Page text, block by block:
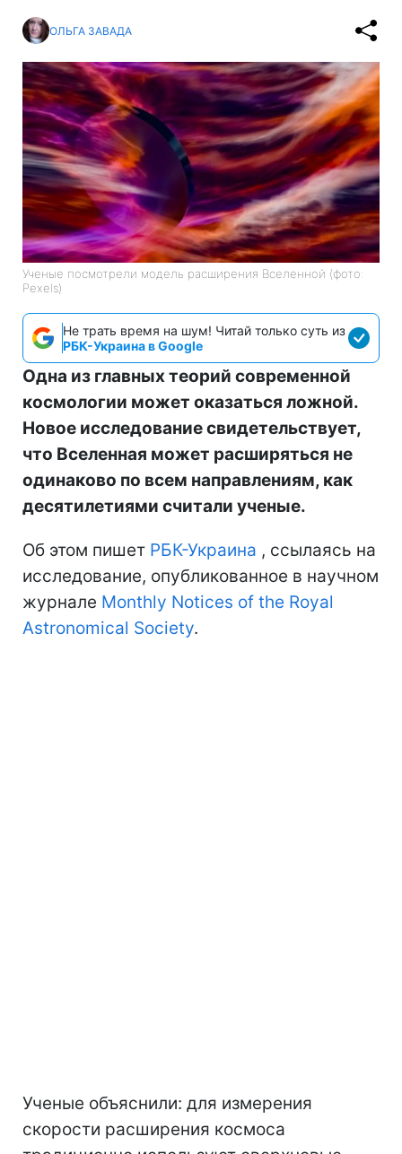
ОЛЬГА ЗАВАДА
Ученые посмотрели модель расширения Вселенной (фото:
Pexels)
Не трать время на шум! Читай только суть из
РБК-Украина в Google
Одна из главных теорий современной
космологии может оказаться ложной.
Новое исследование свидетельствует,
что Вселенная может расширяться не
одинаково по всем направлениям, как
десятилетиями считали ученые.
Об этом пишет РБК-Украина , ссылаясь на
исследование, опубликованное в научном
журнале Monthly Notices of the Royal
Astronomical Society.
Ученые объяснили: для измерения
скорости расширения космоса